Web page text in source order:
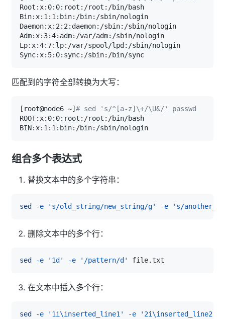
匹配到的字符全部转换为大写：
[ root@node6 ~] # sed 's/^[a-z]\+/\U&/' passwd
组合多个表达式
替换文本中的多个字符串：
sed -e 's/old_string/new_string/g' -e 's/
删除文本中的多个行：
sed -e '1d' -e '/pattern/d'
在文本中插入多个行：
sed -e '1i\inserted_line1' -e '2i\inserted_line2'